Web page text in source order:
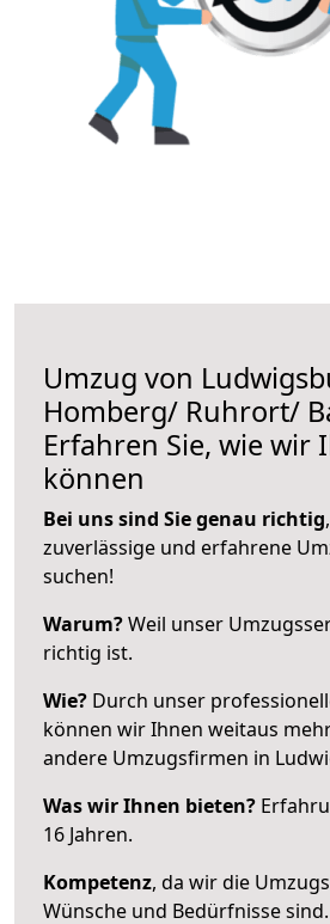
Umzug von
Homberg/ Ruhrort/
Erfahren Sie, wie wir
können
Bei uns sind Sie genau richtig
zuverlässige und erfahrene
suchen!
Warum?Weil unser
richtig ist.
Wie? Durch unser
können wir Ihnen weitaus
andere Umzugsfirmen in
Was wir Ihnen bieten?
16 Jahren.
Kompetenz, da wir die
Wünsche und Bedürfnisse sind.